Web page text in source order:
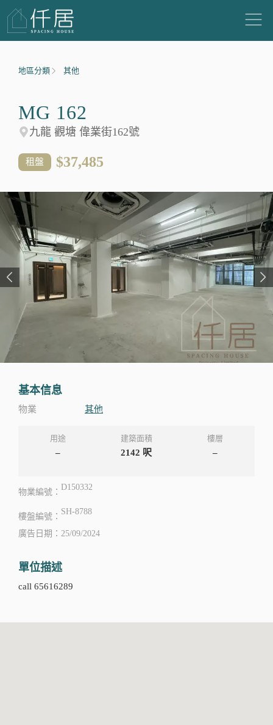
地區分類 其他
MG 162
九龍 觀塘 偉業街162號
租盤 $37,485
基本信息
物業 其他
用途
–
建築面積
2142 呎
樓層
–
物業編號：
D150332
樓盤編號：
SH-8788
廣告日期：25/09/2024
單位描述
call 65616289